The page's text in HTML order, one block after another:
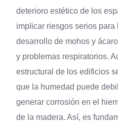
deterioro estético de los
implicar riesgos serios para
desarrollo de mohos y
y problemas respiratorios.
estructural de los edificios
que la humedad puede
generar corrosión en el
de la madera. Así, es